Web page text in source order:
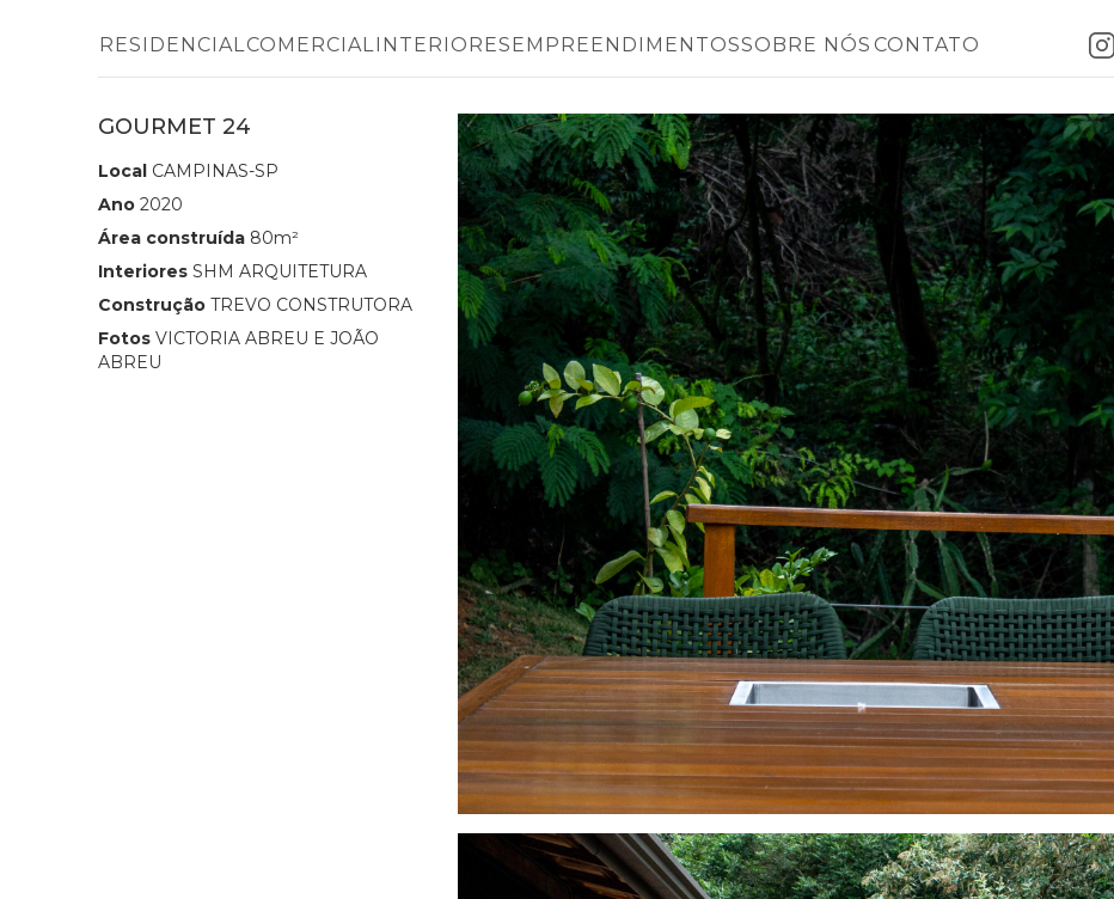
RESIDENCIAL COMERCIAL INTERIORESEMPREENDIMENTOSSOBRE NÓS CONTATO
GOURMET 24
Local CAMPINAS-SP
Ano 2020
Área construída 80m²
Interiores SHM ARQUITETURA
Construção TREVO CONSTRUTORA
Fotos VICTORIA ABREU E JOÃO
ABREU